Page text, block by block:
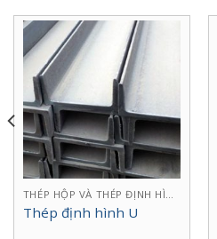
THÉP HỘP VÀ THÉP ĐỊNH HÌNH U, V, H
Thép định hình U